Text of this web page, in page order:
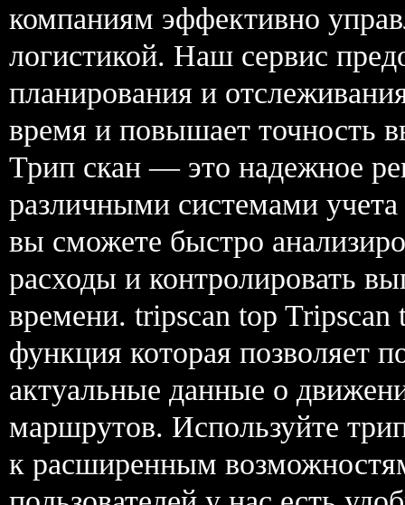
компаниям эффективно
логистикой. Наш сервис
планирования и
время и повышает точность
Трип скан — это надежное
различными системами
вы сможете быстро
расходы и контролировать
времени. tripscan top
функция которая позволяет
актуальные данные о
маршрутов. Используйте
к расширенным